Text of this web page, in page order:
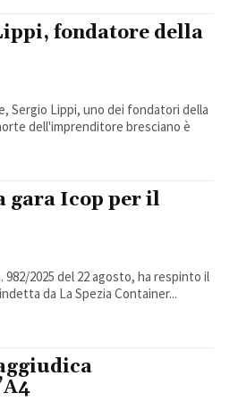
fondatore della
Sergio Lippi, uno dei fondatori della
dell'imprenditore bresciano è
gara Icop per il
2025 del 22 agosto, ha respinto il
da La Spezia Container...